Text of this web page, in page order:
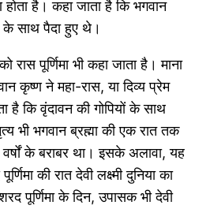
होता है। कहा जाता है कि भगवान
साथ पैदा हुए थे।
रास पूर्णिमा भी कहा जाता है। माना
कृष्ण ने महा-रास, या दिव्य प्रेम
है कि वृंदावन की गोपियों के साथ
भी भगवान ब्रह्मा की एक रात तक
के बराबर था। इसके अलावा, यह
की रात देवी लक्ष्मी दुनिया का
पूर्णिमा के दिन, उपासक भी देवी